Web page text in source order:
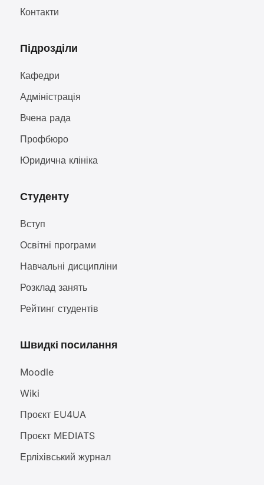
Контакти
Підрозділи
Кафедри
Адміністрація
Вчена рада
Профбюро
Юридична клініка
Студенту
Вступ
Освітні програми
Навчальні дисципліни
Розклад занять
Рейтинг студентів
Швидкі посилання
Moodle
Wiki
Проєкт EU4UA
Проєкт MEDIATS
Ерліхівський журнал